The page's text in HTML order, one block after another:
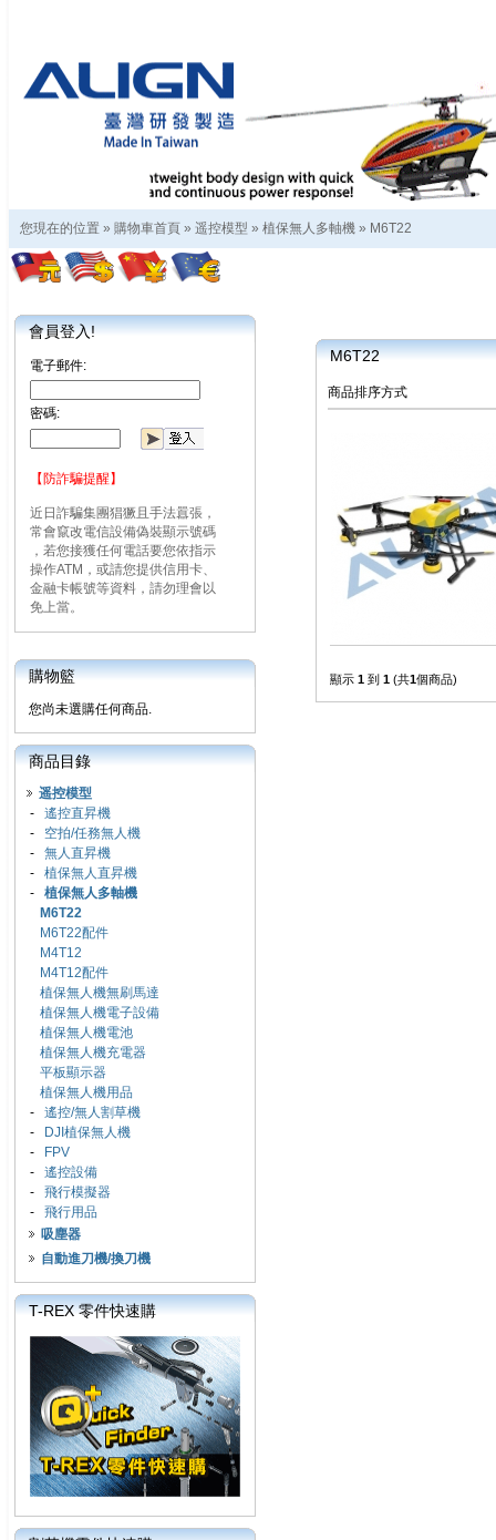
您現在的位置 » 購物車首頁 » 遥控模型 » 植保無人多軸機 » M6T22
會員登入!
電子郵件:
密碼:
【防詐騙提醒】
近日詐騙集團猖獗且手法囂張，
常會竄改電信設備偽裝顯示號碼
，若您接獲任何電話要您依指示
操作ATM，或請您提供信用卡、
金融卡帳號等資料，請勿理會以
免上當。
購物籃
您尚未選購任何商品.
商品目錄
遥控模型
- 遙控直昇機
- 空拍/任務無人機
- 無人直昇機
- 植保無人直昇機
- 植保無人多軸機
M6T22
M6T22配件
M4T12
M4T12配件
植保無人機無刷馬達
植保無人機電子設備
植保無人機電池
植保無人機充電器
平板顯示器
植保無人機用品
- 遙控/無人割草機
-
DJI植保無人機
-
FPV
- 遙控設備
- 飛行模擬器
- 飛行用品
吸塵器
自動進刀機/換刀機
T-REX 零件快速購
M6T22
商品排序方式
顯示 1 到 1 (共1個商品)